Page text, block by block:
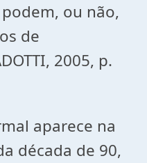
ou não,
de
2005, p.
aparece na
década de 90,